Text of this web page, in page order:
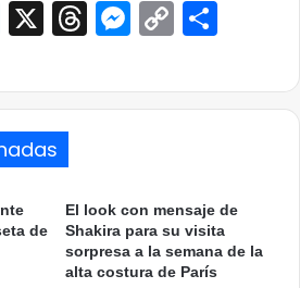
Telegram
X ThreadsCopy
de
El look con mensaje de
Shakira para su visita
sorpresa a la semana de la
alta costura de París